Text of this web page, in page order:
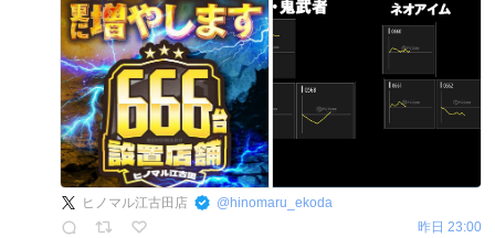
ヒノマル江古田店 @ hinomaru_ekoda
昨日 23:00